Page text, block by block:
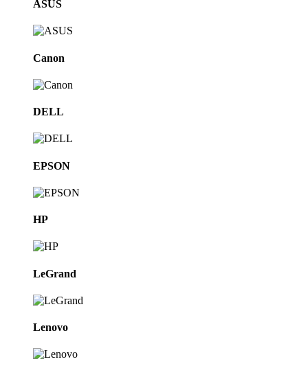
ASUS
Canon
DELL
EPSON
HP
LeGrand
Lenovo